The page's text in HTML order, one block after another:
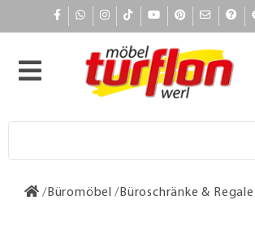
Büromöbel Büroschränke & Regale